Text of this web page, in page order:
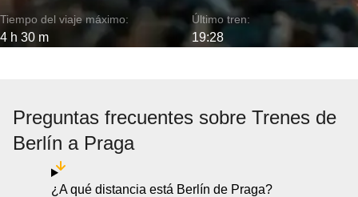
Tiempo del viaje máximo:
4 h 30 m
Último tren:
19:28
Preguntas frecuentes sobre Trenes de
Berlín a Praga
¿A qué distancia está Berlín de Praga?